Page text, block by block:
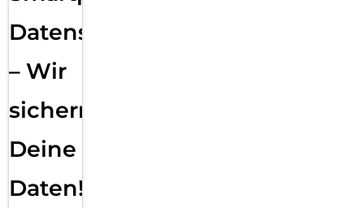
Datensicherung
– Wir
sichern
Deine
Daten!